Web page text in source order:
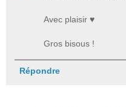
Avec plaisir ♥
Gros bisous !
Répondre